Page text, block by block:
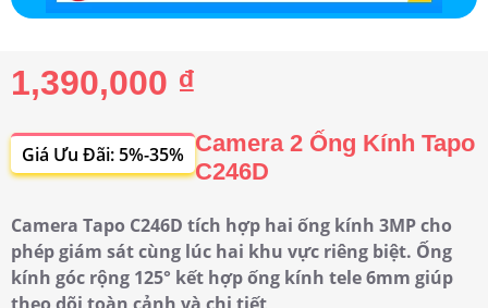
1,390,000 ₫
Giá Ưu Đãi: 5%-35% Camera 2 Ống Kính Tapo
C246D
Camera Tapo C246D tích hợp hai ống kính 3MP cho
phép giám sát cùng lúc hai khu vực riêng biệt. Ống
kính góc rộng 125° kết hợp ống kính tele 6mm giúp